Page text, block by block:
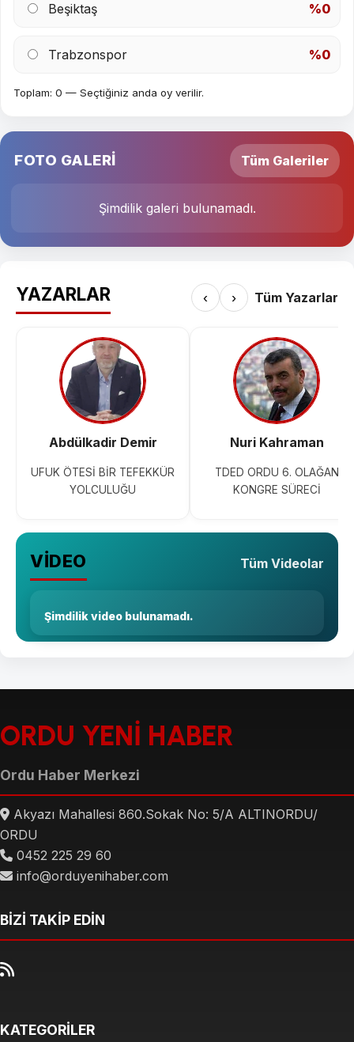
Beşiktaş %0
Trabzonspor %0
Toplam: 0 — Seçtiğiniz anda oy verilir.
FOTO GALERİ Tüm Galeriler
Şimdilik galeri bulunamadı.
YAZARLAR ‹ › Tüm Yazarlar
Abdülkadir Demir
UFUK ÖTESİ BİR TEFEKKÜR
YOLCULUĞU
Nuri Kahraman
TDED ORDU 6. OLAĞAN
KONGRE SÜRECİ
VİDEO Tüm Videolar
Şimdilik video bulunamadı.
ORDU YENİ HABER
Ordu Haber Merkezi
Akyazı Mahallesi 860.Sokak No: 5/A ALTINORDU/
ORDU
0452 225 29 60
info@orduyenihaber.com
BİZİ TAKİP EDİN
KATEGORİLER